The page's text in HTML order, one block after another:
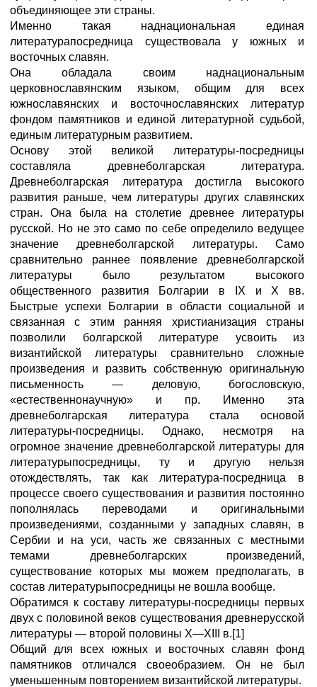
объединяющее эти страны.
Именно такая наднациональная единая
литературапосредница существовала у южных и
восточных славян.
Она обладала своим наднациональным
церковнославянским языком, общим для всех
южнославянских и восточнославянских литератур
фондом памятников и единой литературной судьбой,
единым литературным развитием.
Основу этой великой литературы-посредницы
составляла древнеболгарская литература.
Древнеболгарская литература достигла высокого
развития раньше, чем литературы других славянских
стран. Она была на столетие древнее литературы
русской. Но не это само по себе определило ведущее
значение древнеболгарской литературы. Само
сравнительно раннее появление древнеболгарской
литературы было результатом высокого
общественного развития Болгарии в IX и Х вв.
Быстрые успехи Болгарии в области социальной и
связанная с этим ранняя христианизация страны
позволили болгарской литературе усвоить из
византийской литературы сравнительно сложные
произведения и развить собственную оригинальную
письменность — деловую, богословскую,
«естественнонаучную» и пр. Именно эта
древнеболгарская литература стала основой
литературы-посредницы. Однако, несмотря на
огромное значение древнеболгарской литературы для
литературыпосредницы, ту и другую нельзя
отождествлять, так как литература-посредница в
процессе своего существования и развития постоянно
пополнялась переводами и оригинальными
произведениями, созданными у западных славян, в
Сербии и на уси, часть же связанных с местными
темами древнеболгарских произведений,
существование которых мы можем предполагать, в
состав литературыпосредницы не вошла вообще.
Обратимся к составу литературы-посредницы первых
двух с половиной веков существования древнерусской
литературы — второй половины Х—XIII в.[1]
Общий для всех южных и восточных славян фонд
памятников отличался своеобразием. Он не был
уменьшенным повторением византийской литературы.